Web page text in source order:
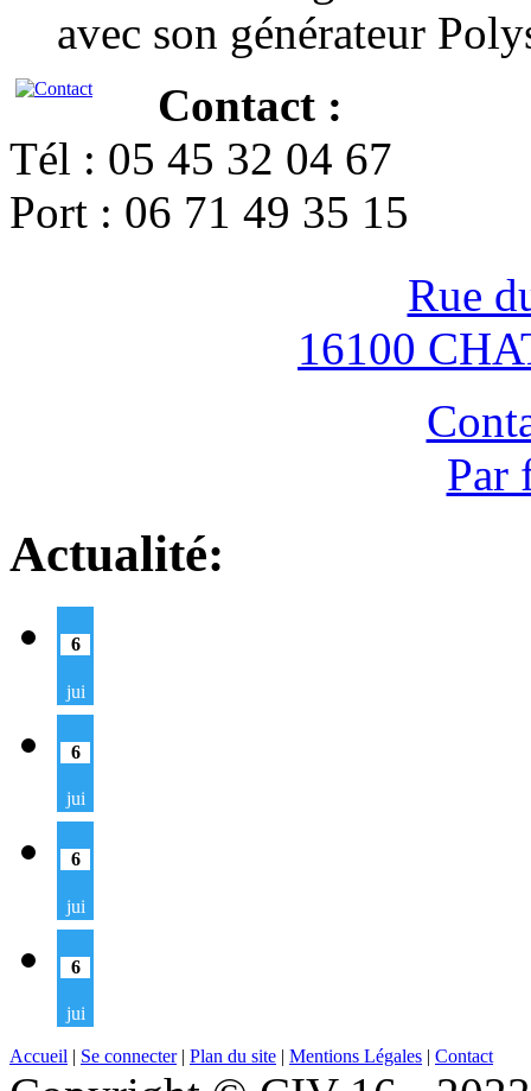
avec son générateur
Contact :
Tél : 05 45 32 04 67
Port : 06 71 49 35 15
Rue
16100
Par
Actualité:
6
jui
6
jui
6
jui
6
jui
Accueil | Se connecter| Plan du site | Mentions Légales | Contact